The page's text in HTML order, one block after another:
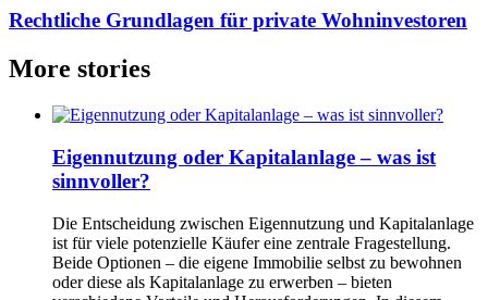
Rechtliche Grundlagen für private Wohninvestoren
More stories
Eigennutzung oder Kapitalanlage – was ist
sinnvoller?
Die Entscheidung zwischen Eigennutzung und Kapitalanlage
ist für viele potenzielle Käufer eine zentrale Fragestellung.
Beide Optionen – die eigene Immobilie selbst zu bewohnen
oder diese als Kapitalanlage zu erwerben – bieten